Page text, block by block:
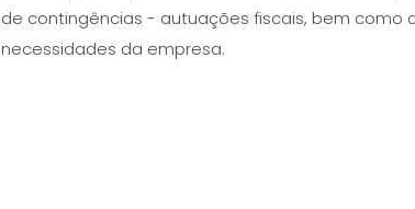
de contingências - autuações fiscais, bem
necessidades da empresa.